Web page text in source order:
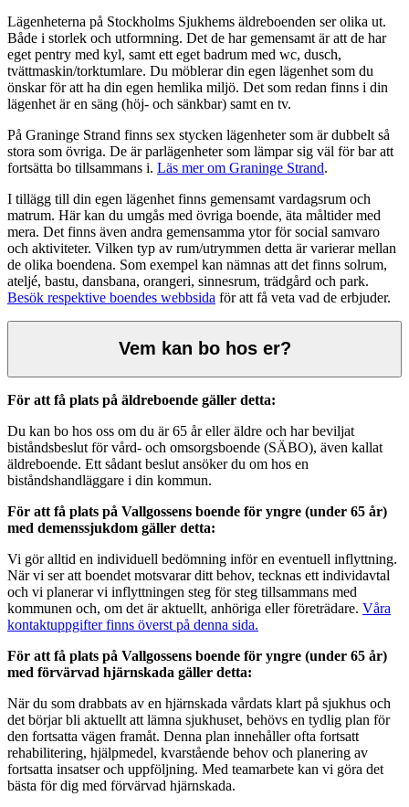
Lägenheterna på Stockholms Sjukhems äldreboenden ser olika ut.
Både i storlek och utformning. Det de har gemensamt är att de har
eget pentry med kyl, samt ett eget badrum med wc, dusch,
tvättmaskin/torktumlare. Du möblerar din egen lägenhet som du
önskar för att ha din egen hemlika miljö. Det som redan finns i din
lägenhet är en säng (höj- och sänkbar) samt en tv.
På Graninge Strand finns sex stycken lägenheter som är dubbelt så
stora som övriga. De är parlägenheter som lämpar sig väl för bar att
fortsätta bo tillsammans i. Läs mer om Graninge Strand.
I tillägg till din egen lägenhet finns gemensamt vardagsrum och
matrum. Här kan du umgås med övriga boende, äta måltider med
mera. Det finns även andra gemensamma ytor för social samvaro
och aktiviteter. Vilken typ av rum/utrymmen detta är varierar mellan
de olika boendena. Som exempel kan nämnas att det finns solrum,
ateljé, bastu, dansbana, orangeri, sinnesrum, trädgård och park.
Besök respektive boendes webbsida för att få veta vad de erbjuder.
Vem kan bo hos er?
För att få plats på äldreboende gäller detta:
Du kan bo hos oss om du är 65 år eller äldre och har beviljat
biståndsbeslut för vård- och omsorgsboende (SÄBO), även kallat
äldreboende. Ett sådant beslut ansöker du om hos en
biståndshandläggare i din kommun.
För att få plats på Vallgossens boende för yngre (under 65 år)
med demenssjukdom gäller detta:
Vi gör alltid en individuell bedömning inför en eventuell inflyttning.
När vi ser att boendet motsvarar ditt behov, tecknas ett individavtal
och vi planerar vi inflyttningen steg för steg tillsammans med
kommunen och, om det är aktuellt, anhöriga eller företrädare. Våra
kontaktuppgifter finns överst på denna sida.
För att få plats på Vallgossens boende för yngre (under 65 år)
med förvärvad hjärnskada gäller detta:
När du som drabbats av en hjärnskada vårdats klart på sjukhus och
det börjar bli aktuellt att lämna sjukhuset, behövs en tydlig plan för
den fortsatta vägen framåt. Denna plan innehåller ofta fortsatt
rehabilitering, hjälpmedel, kvarstående behov och planering av
fortsatta insatser och uppföljning. Med teamarbete kan vi göra det
bästa för dig med förvärvad hjärnskada.